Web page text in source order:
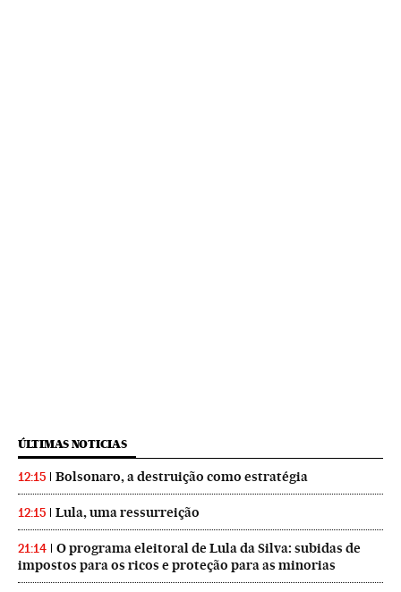
ÚLTIMAS NOTICIAS
12:15 Bolsonaro, a destruição como estratégia
12:15 Lula, uma ressurreição
21:14
O programa eleitoral de Lula da Silva: subidas de
impostos para os ricos e proteção para as minorias